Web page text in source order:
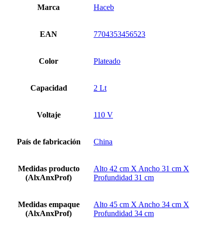
Marca Haceb
EAN 7704353456523
Color Plateado
Capacidad 2 Lt
Voltaje 110 V
País de fabricación China
Medidas producto
(AlxAnxProf)
Alto 42 cm X Ancho 31 cm X
Profundidad 31 cm
Medidas empaque
(AlxAnxProf)
Alto 45 cm X Ancho 34 cm X
Profundidad 34 cm